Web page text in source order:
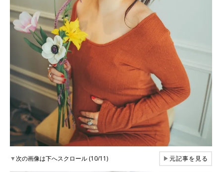
▼次の画像は下へスクロール (10/11) ▶元記事を見る